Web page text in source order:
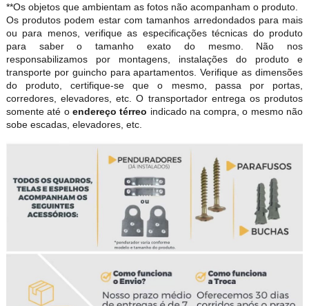
**Os objetos que ambientam as fotos não acompanham o produto.
Os produtos podem estar com tamanhos arredondados para mais
ou para menos, verifique as especificações técnicas do produto
para saber o tamanho exato do mesmo. Não nos
responsabilizamos por montagens, instalações do produto e
transporte por guincho para apartamentos. Verifique as dimensões
do produto, certifique-se que o mesmo, passa por portas,
corredores, elevadores, etc. O transportador entrega os produtos
somente até o endereço térreo indicado na compra, o mesmo não
sobe escadas, elevadores, etc.